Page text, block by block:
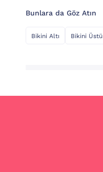
Bunlara da Göz Atın
Bikini Altı Bikini Üstü